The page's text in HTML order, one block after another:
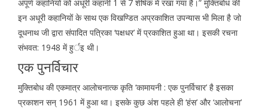
अपूर्ण कहानियों को अधूरी कहानी 1 से 7 शीर्षक में रखा गया है।” मुक्तिबोध की
इन अधूरी कहानियों के साथ एक विखण्डित अप्रकाशित उपन्यास भी मिला है जो
दूधनाथ जी द्वारा संपादित पत्रिका ‘पक्षधर’ में प्रकाशित हुआ था। इसकी रचना
संभवत: 1948 में हुर्इ थी।
एक पुनर्विचार
मुक्तिबोध की एकमात्र आलोचनात्क कृति ‘कामायनी : एक पुनर्विचार’ है इसका
प्रकाशन सन् 1961 में हुआ था। इसके कुछ अंश पहले ही ‘हंस’ और ‘आलोचना’